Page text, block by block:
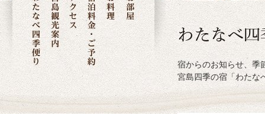
宿からのお知らせ、季
宮島四季の宿「わたな